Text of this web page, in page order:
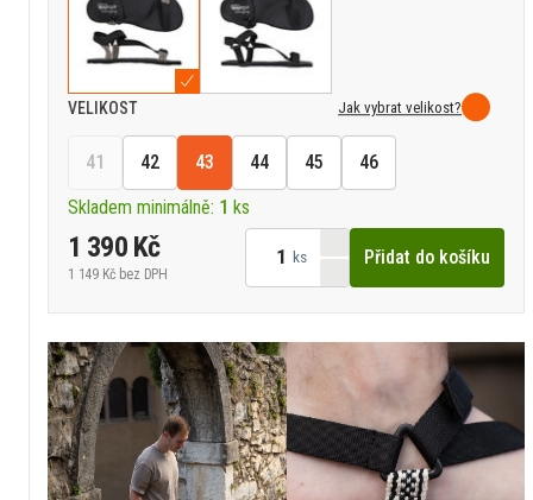
VELIKOST Jak vybrat velikost?
41 42 43 44 45
46
Skladem minimálně: 1 ks
1 390 Kč
1 149 Kč bez DPH
ks Přidat do košíku